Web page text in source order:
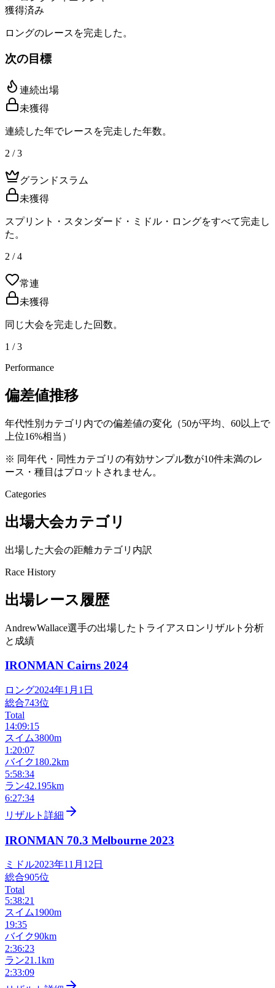
獲得済み
ロングのレースを完走した。
次の目標
連続出場
未獲得
連続した年でレースを完走した年数。
2 / 3
グランドスラム
未獲得
スプリント・スタンダード・ミドル・ロングをすべて完走し
た。
2 / 4
常連
未獲得
同じ大会を完走した回数。
1 / 3
Performance
偏差値推移
年代性別カテゴリ内での偏差値の変化（50が平均、60以上で
上位16%相当）
※ 同年代・同性カテゴリの有効サンプル数が10件未満のレ
ース・種目はプロットされません。
Categories
出場大会カテゴリ
出場した大会の距離カテゴリ内訳
Race History
出場レース履歴
AndrewWallace選手の出場したトライアスロンリザルト分析
と成績
IRONMAN Cairns 2024
ロング2024年1月1日
総合743位
Total
14:09:15
スイム3800m
1:20:07
バイク180.2km
5:58:34
ラン42.195km
6:27:34
リザルト詳細
IRONMAN 70.3 Melbourne 2023
ミドル2023年11月12日
総合905位
Total
5:38:21
スイム1900m
19:35
バイク90km
2:36:23
ラン21.1km
2:33:09